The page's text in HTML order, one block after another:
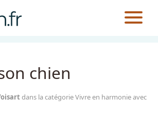
AU QUOTIDIEN
chien
dans la catégorie Vivre en harmonie avec